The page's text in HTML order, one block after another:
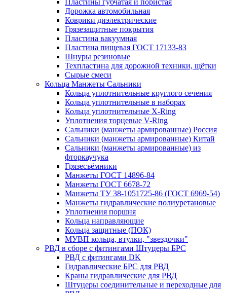
Пластины губчатая и пористая
Дорожка автомобильная
Коврики диэлектрические
Грязезащитные покрытия
Пластина вакуумная
Пластина пищевая ГОСТ 17133-83
Шнуры резиновые
Техпластина для дорожной техники, щётки
Сырые смеси
Кольца Манжеты Сальники
Кольца уплотнительные круглого сечения
Кольца уплотнительные в наборах
Кольца уплотнительные Х-Ring
Уплотнения торцевые V-Ring
Сальники (манжеты армированные) Россия
Сальники (манжеты армированные) Китай
Сальники (манжеты армированные) из
фторкаучука
Грязесъёмники
Манжеты ГОСТ 14896-84
Манжеты ГОСТ 6678-72
Манжеты ТУ 38-1051725-86 (ГОСТ 6969-54)
Манжеты гидравлические полиуретановые
Уплотнения поршня
Кольца направляющие
Кольца защитные (ПОК)
МУВП кольца, втулки, "звездочки"
РВД в сборе с фитингами Штуцеры БРС
РВД с фитингами DK
Гидравлические БРС для РВД
Краны гидравлические для РВД
Штуцеры соединительные и переходные для